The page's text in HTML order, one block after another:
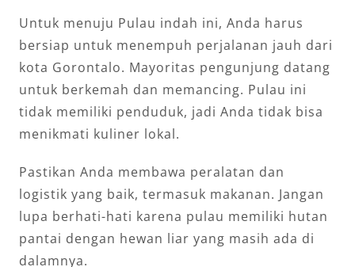
Untuk menuju Pulau indah ini, Anda harus
bersiap untuk menempuh perjalanan jauh dari
kota Gorontalo. Mayoritas pengunjung datang
untuk berkemah dan memancing. Pulau ini
tidak memiliki penduduk, jadi Anda tidak bisa
menikmati kuliner lokal.
Pastikan Anda membawa peralatan dan
logistik yang baik, termasuk makanan. Jangan
lupa berhati-hati karena pulau memiliki hutan
pantai dengan hewan liar yang masih ada di
dalamnya.